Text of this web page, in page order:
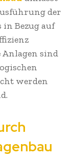
der
in Bezug auf
Anlagen sind
werden